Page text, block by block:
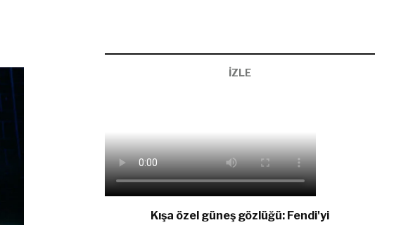
İZLE
Kışa özel güneş gözlüğü: Fendi'yi